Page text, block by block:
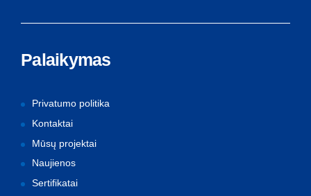
Palaikymas
Privatumo politika
Kontaktai
Mūsų projektai
Naujienos
Sertifikatai